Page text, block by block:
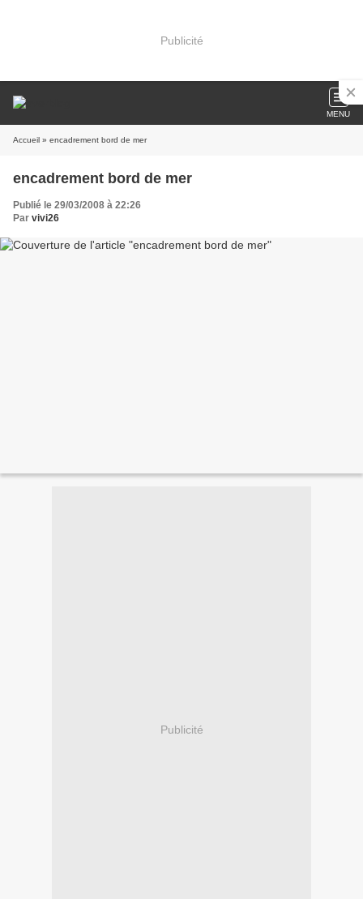
Publicité
MENU
Accueil » encadrement bord de mer
encadrement bord de mer
Publié le 29/03/2008 à 22:26
Par vivi26
Publicité